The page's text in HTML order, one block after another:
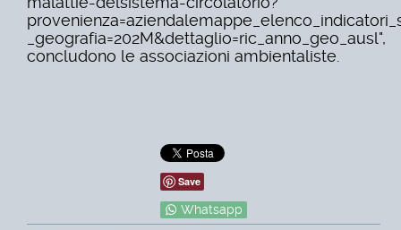
_geografia=202M&dettaglio=ric_anno_geo_ausl",
concludono le associazioni ambientaliste.
Save
Whatsapp